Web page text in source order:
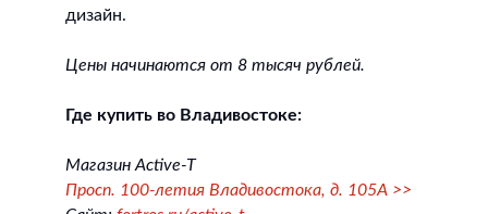
дизайн.
Цены начинаются от 8 тысяч рублей.
Где купить во Владивостоке:
Магазин Active-T
Просп. 100-летия Владивостока, д. 105А >>